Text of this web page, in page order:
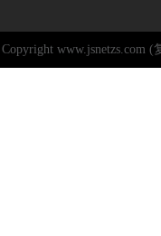
Copyright www.jsnetzs.com